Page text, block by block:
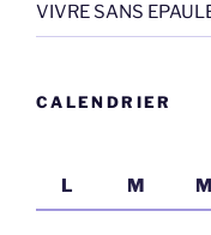
VIVRE SANS
CALENDRIER
L
M M